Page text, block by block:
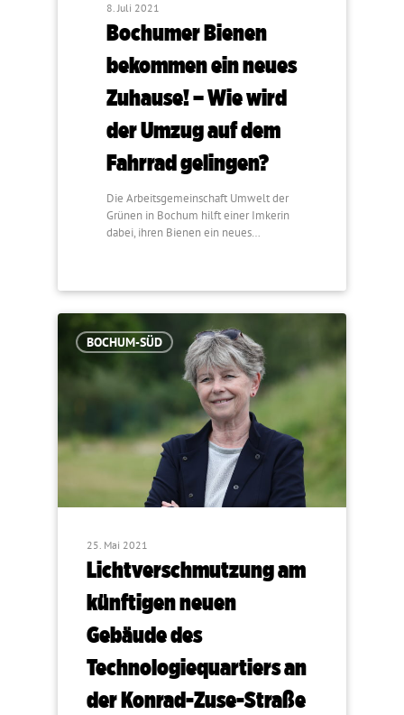
8. Juli 2021
Bochumer Bienen
bekommen ein neues
Zuhause! – Wie wird
der Umzug auf dem
Fahrrad gelingen?
Die Arbeitsgemeinschaft Umwelt der
Grünen in Bochum hilft einer Imkerin
dabei, ihren Bienen ein neues…
BOCHUM-SÜD
25. Mai 2021
Lichtverschmutzung am
künftigen neuen
Gebäude des
Technologiequartiers an
der Konrad-Zuse-Straße